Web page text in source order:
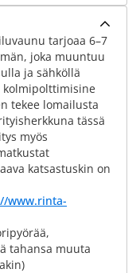
tarjoaa 6–7
joka muuntuu
ja sähköllä
kolmipolttimisine
tekee lomailusta
tässä
myös
katsastuskin on
www.rinta-
tahansa muuta